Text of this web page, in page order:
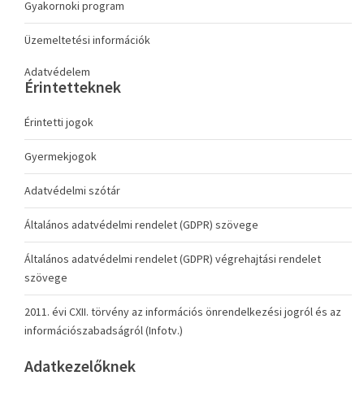
Gyakornoki program
Üzemeltetési információk
Adatvédelem
Érintetteknek
Érintetti jogok
Gyermekjogok
Adatvédelmi szótár
Általános adatvédelmi rendelet (GDPR) szövege
Általános adatvédelmi rendelet (GDPR) végrehajtási rendelet
szövege
2011. évi CXII. törvény az információs önrendelkezési jogról és az
információszabadságról (Infotv.)
Adatkezelőknek